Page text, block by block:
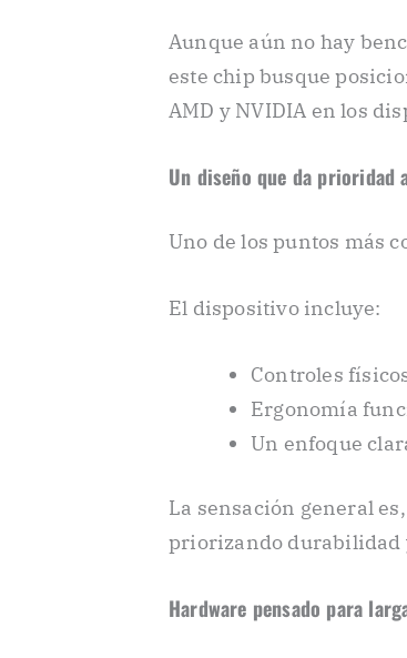
Aunque aún no hay
este chip busque
AMD y NVIDIA en los
Un diseño que da prioridad
Uno de los puntos más
El dispositivo incluye:
Controles
Ergonomía
Un enfoque
La sensación general
priorizando durabilidad
Hardware pensado para